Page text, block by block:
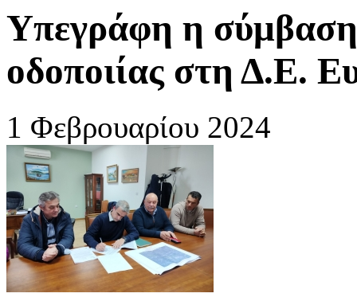
Υπεγράφη η σύμβαση
οδοποιίας στη Δ.Ε.
1 Φεβρουαρίου 2024